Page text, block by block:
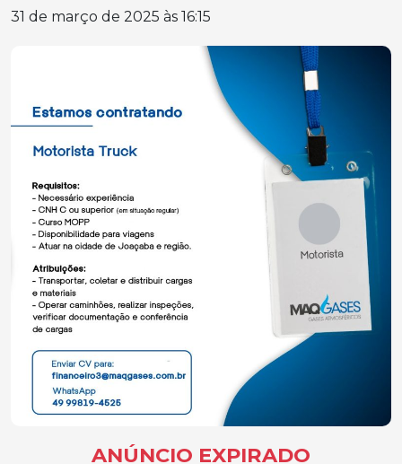
31 de março de 2025 às 16:15
ANÚNCIO EXPIRADO